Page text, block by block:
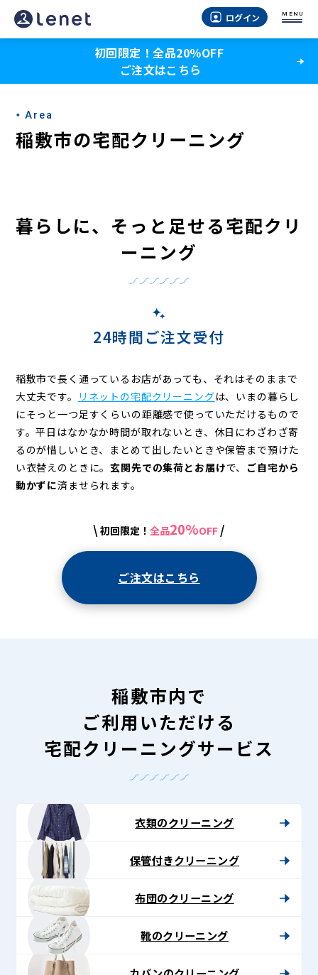
稲
敷
の
宅
配
ー
ログイン MENU
初回限定！全品20％OFF
ご注文はこちら
Area
稲敷市の宅配クリーニング
暮らしに、そっと足せる宅配クリ
ーニング
24時間ご注文受付
稲敷市で長く通っているお店があっても、それはそのままで
大丈夫です。
リネットの宅配クリーニングは、いまの暮らし
にそっと一つ足すくらいの距離感で使っていただけるもので
す。平日はなかなか時間が取れないとき、休日にわざわざ寄
るのが惜しいとき、まとめて出したいときや保管まで預けた
い衣替えのときに。玄関先での集荷とお届けで、 ご自宅から
動かずに済ませられます。
\ 初回限定！ 全品20%OFF /
ご注文はこちら
稲敷市内で
ご利用いただける
宅配クリーニングサービス
衣類のクリーニング
保管付きクリーニング
布団のクリーニング
靴のクリーニング